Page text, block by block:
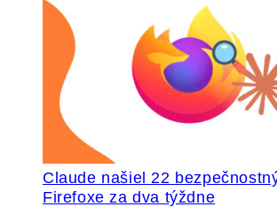
Claude našiel 22
Firefoxe za dva týždne